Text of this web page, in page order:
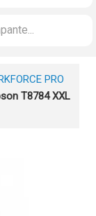
PRO
T8784 XXL